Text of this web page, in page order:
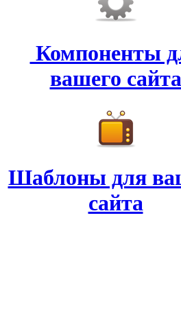
Компоненты
вашего сайта
Шаблоны для
сайта